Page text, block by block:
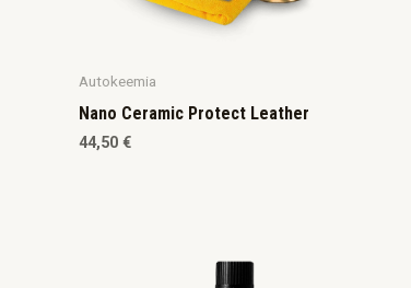
Autokeemia
Nano Ceramic Protect Leather
44,50 €